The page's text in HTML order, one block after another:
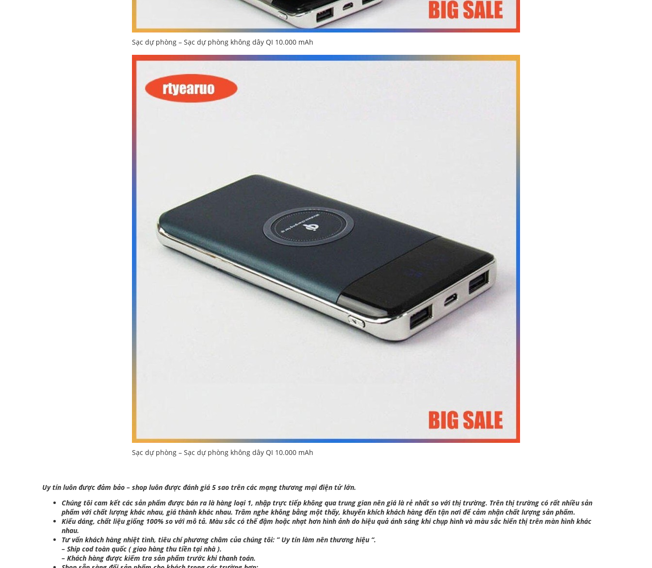
Sạc dự phòng – Sạc dự phòng không dây QI 10.000 mAh
Sạc dự phòng – Sạc dự phòng không dây QI 10.000 mAh
Uy tín luôn được đảm bảo – shop luôn được đánh giá 5 sao trên các mạng thương mại điện tử lớn.
Chúng tôi cam kết các sản phẩm được bán ra là hàng loại 1, nhập trực tiếp không qua trung gian nên giá là rẻ nhất so với thị trường. Trên thị trường có rất nhiều sản
phẩm với chất lượng khác nhau, giá thành khác nhau. Trăm nghe không bằng một thấy, khuyến khích khách hàng đến tận nơi để cảm nhận chất lượng sản phẩm.
Kiểu dáng, chất liệu giống 100% so với mô tả. Màu sắc có thể đậm hoặc nhạt hơn hình ảnh do hiệu quả ánh sáng khi chụp hình và màu sắc hiển thị trên màn hình khác
nhau.
Tư vấn khách hàng nhiệt tình, tiêu chí phương châm của chúng tôi: ” Uy tín làm nên thương hiệu “.
– Ship cod toàn quốc ( giao hàng thu tiền tại nhà ).
– Khách hàng được kiểm tra sản phẩm trước khi thanh toán.